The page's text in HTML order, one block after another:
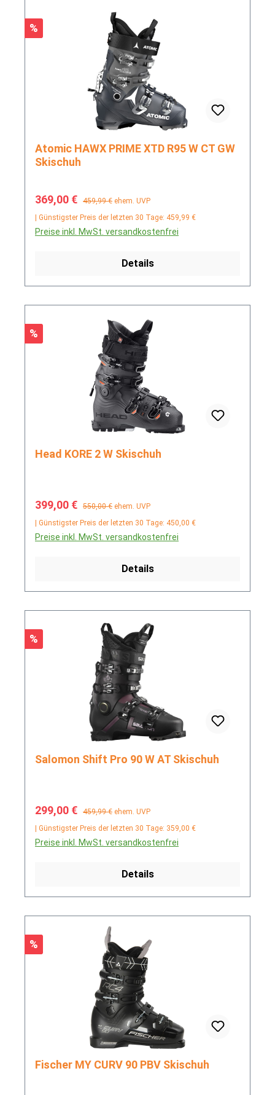
Rabatt
%
Atomic HAWX PRIME XTD R95 W CT GW
Skischuh
Verkaufspreis:
369,00 € Regulärer Preis:
459,99 € ehem. UVP
| Günstigster Preis der letzten 30 Tage: 459,99 €
Preise inkl. MwSt. versandkostenfrei
Details
Rabatt
%
Head KORE 2 W Skischuh
Verkaufspreis:
399,00 € Regulärer Preis:
550,00 € ehem. UVP
| Günstigster Preis der letzten 30 Tage: 450,00 €
Preise inkl. MwSt. versandkostenfrei
Details
Rabatt
%
Salomon Shift Pro 90 W AT Skischuh
Verkaufspreis:
299,00 € Regulärer Preis:
459,99 € ehem. UVP
| Günstigster Preis der letzten 30 Tage: 359,00 €
Preise inkl. MwSt. versandkostenfrei
Details
Rabatt
%
Fischer MY CURV 90 PBV Skischuh